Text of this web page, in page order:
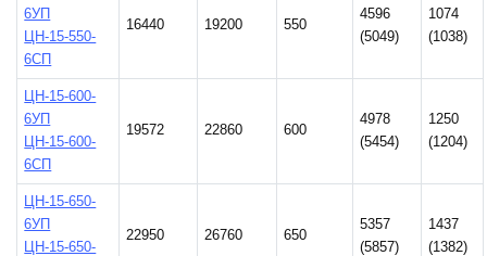
6УП
ЦН-15-550-
6СП
16440 19200 550
4596
(5049)
1074
(1038)
ЦН-15-600-
6УП
ЦН-15-600-
6СП
19572 22860 600
4978
(5454)
1250
(1204)
ЦН-15-650-
6УП
ЦН-15-650-
22950 26760 650
5357
(5857)
1437
(1382)